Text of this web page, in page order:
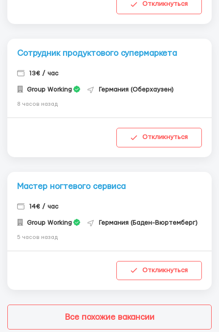
Откликнуться
Сотрудник продуктового супермаркета
13€ / час
Group Working Германия (Оберхаузен)
8 часов назад
Откликнуться
Мастер ногтевого сервиса
14€ / час
Group Working Германия (Баден-Вюртемберг)
5 часов назад
Откликнуться
Все похожие вакансии